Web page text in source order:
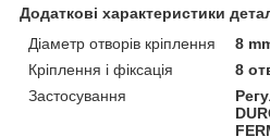
Додаткові характеристики
Діаметр отворів кріплення
8
Кріплення і фіксація
8
Застосування